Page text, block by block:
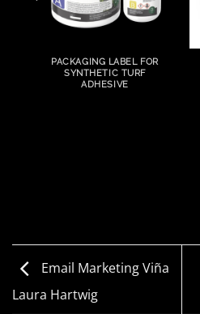
PACKAGING LABEL FOR
SYNTHETIC TURF
ADHESIVE
Email Marketing Viña
Laura Hartwig